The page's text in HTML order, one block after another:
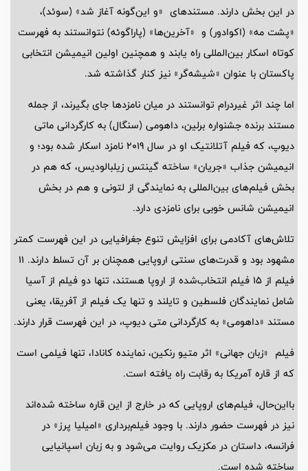
در این بخش دارند. مستندهای «و این‌گونه آغاز شد» (سوئد)،
«پشت مه» (اکوادور) و «آخرین‌ها» (پاراگوئه) نتوانستند به فهرست
کوتاه اسکار بین‌المللی راه یابند و همچنین اولین انیمیشن انتخابی
پاکستان با عنوان «شیشه‌گر» نیز کنار گذاشته شد.
اما چند اثر غیردرام توانستند در میان نامزدها جای بگیرند، از جمله
مستند برنده جشنواره برلین، داهومی (سنگال) به کارگردانی ماتی
دیوپ، که فیلم آتلانتیک او در سال 2019 نامزد اسکار شده بود؛ و
انیمیشن جذاب «جریان» ساخته گینتس زیلبالودیس، که هم در
بخش فیلم‌های بین‌المللی به نمایندگی از لتونی و هم در بخش
انیمیشن شانس خوبی برای نامزدی دارد.
تلاش‌های آکادمی برای افزایش تنوع جغرافیایی در این فهرست کمتر
مشهود بود و قدرت‌های سنتی اروپایی همچنان بر آن تسلط دارند. 11
فیلم از 15 فیلم انتخاب‌شده از اروپا هستند، تنها دو فیلم از آسیا
شامل نمایندگان فلسطین و تایلند و تنها یک فیلم از آفریقا، یعنی
مستند «داهومی» به کارگردانی متی دیوپ، در این فهرست قرار دارند.
فیلم «زبان جهانی» اثر متیو رنکین، نماینده کانادا، تنها فیلمی است
که از قاره آمریکا به رقابت راه یافته است.
بااین‌حال، فیلم‌های اروپایی که در خارج از این قاره ساخته شده‌اند
نیز در فهرست حضور دارند. با وجود فیلم‌برداری «امیلیا پرز» در
فرانسه، داستان در مکزیک روایت می‌شود و به زبان اسپانیایی
ساخته شده است.